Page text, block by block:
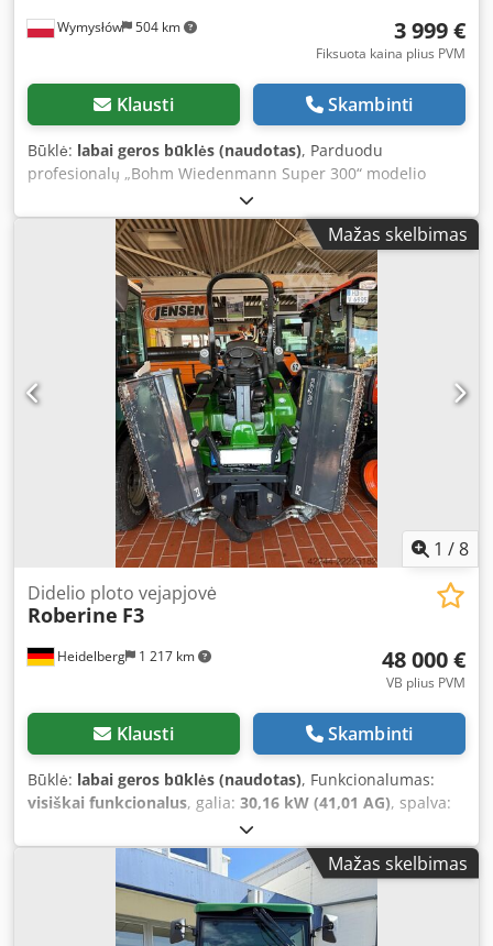
Wymysłów 504 km 3 999 €
Fiksuota kaina plius PVM
Klausti Skambinti
Būklė: labai geros būklės (naudotas), Parduodu
profesionalų „Bohm Wiedenmann Super 300“ modelio
vežimėlio-surinktuvo tipo įrenginį, kurio darbinis plotis –
1,5 m. Ši mašina skirta nupjautai žolei, lapams, šakoms,
veltiniui po aeravimo ir kitoms atliekoms surinkti iš žaliųjų
plotų, sporto aikštynių, parkų, golfo aikštynų ir didelių vejų.
„Super 300“ modelis vertinamas dėl tvirtos konstrukcijos ir
didelio našumo. Techniniai duomenys: * Gamintojas:
„Bohm Wiedenmann GmbH“ * Modelis: „Super 300 1.5“ *
Pagaminimo metai: 1998 * Darbinis plotis: 1,5 m Cjdozmhz
Tepfx Am Aoha * Didžiausia leidžiama bendra masė: 1450
kg * Leidžiama ašies apkrova: 1250 kg * Leidžiama apkrova
ant kablio: 200 kg * Didžiausias transportavimo greitis: 40
km/val. * PTO velenas * Didelis surinkto medžiagos
talpyklas * Hidraulinė valdymo sistema Mašina vizualiai
turi normalius naudojimo žymes, atitinkančias jos amžių. Ji
parduodama būtent tokios būklės, kokia yra nuotraukose.
Mažas skelbimas
1 /8
Heidelberg 1 217 km
Didelio ploto vejapjovė
Roberine F3
48 000 €
VB plius PVM
Klausti Skambinti
Būklė: labai geros būklės (naudotas), Funkcionalumas:
visiškai funkcionalus, galia: 30,16 kW (41,01 AG), spalva:
, Gamybos metai:
valandos:360 h, Įranga:automobilio registracija, visų
varančiųjų ratų pavara, Roberine F3 bazinė mašina su šia
komplektacija: Variklis: - 3 cilindrų Yanmar Turbo dyzelinis
variklis - 30 kW (41 AG) prie 2650 aps./min. - Darbinis tūris
1500 cm³ - 45 litrų kuro bakas – pakanka darbui visą dieną
Mažas skelbimas